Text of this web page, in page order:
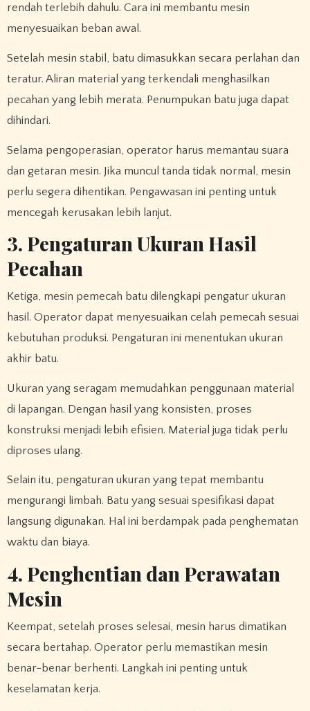
rendah terlebih dahulu. Cara ini membantu mesin
menyesuaikan beban awal.
Setelah mesin stabil, batu dimasukkan secara perlahan dan
teratur. Aliran material yang terkendali menghasilkan
pecahan yang lebih merata. Penumpukan batu juga dapat
dihindari.
Selama pengoperasian, operator harus memantau suara
dan getaran mesin. Jika muncul tanda tidak normal, mesin
perlu segera dihentikan. Pengawasan ini penting untuk
mencegah kerusakan lebih lanjut.
3. Pengaturan Ukuran Hasil
Pecahan
Ketiga, mesin pemecah batu dilengkapi pengatur ukuran
hasil. Operator dapat menyesuaikan celah pemecah sesuai
kebutuhan produksi. Pengaturan ini menentukan ukuran
akhir batu.
Ukuran yang seragam memudahkan penggunaan material
di lapangan. Dengan hasil yang konsisten, proses
konstruksi menjadi lebih efisien. Material juga tidak perlu
diproses ulang.
Selain itu, pengaturan ukuran yang tepat membantu
mengurangi limbah. Batu yang sesuai spesifikasi dapat
langsung digunakan. Hal ini berdampak pada penghematan
waktu dan biaya.
4. Penghentian dan Perawatan
Mesin
Keempat, setelah proses selesai, mesin harus dimatikan
secara bertahap. Operator perlu memastikan mesin
benar-benar berhenti. Langkah ini penting untuk
keselamatan kerja.